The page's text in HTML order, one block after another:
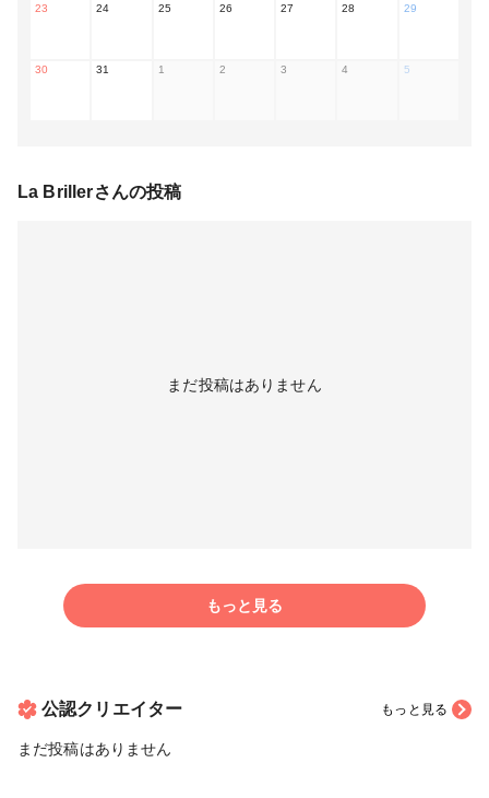
23 24 25 26 27 28 29
30 31 1 2 3 4 5
La Brillerさんの投稿
まだ投稿はありません
もっと見る
公認クリエイター もっと見る
まだ投稿はありません